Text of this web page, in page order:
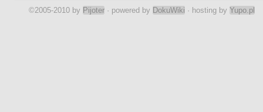
©2005-2010 by Pijoter · powered by DokuWiki · hosting by Yupo.pl